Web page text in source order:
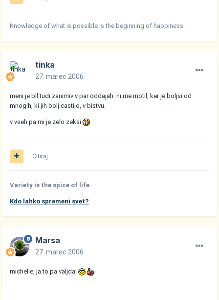
Knowledge of what is possible is the beginning of happiness.
tinka
27. marec 2006
meni je bil tudi zanimiv v par oddajah. ni me motil, ker je boljsi od
mnogih, ki jih bolj castijo, v bistvu.
v vseh pa mi je zelo zeksi
Citiraj
Variety is the spice of life.
Kdo lahko spremeni svet?
Marsa
27. marec 2006
michelle, ja to pa valjda!